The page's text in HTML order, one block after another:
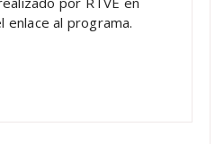
enlace al programa.